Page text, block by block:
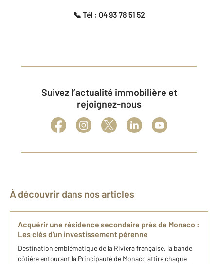
📞 Tél : 04 93 78 51 52
Suivez l’actualité immobilière et
rejoignez-nous
À découvrir dans nos articles
Acquérir une résidence secondaire près de Monaco :
Les clés d'un investissement pérenne
Destination emblématique de la Riviera française, la bande
côtière entourant la Principauté de Monaco attire chaque